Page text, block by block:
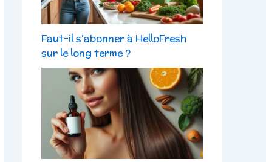
Faut-il s’abonner à HelloFresh
sur le long terme ?